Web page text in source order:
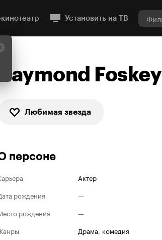
Установить на ТВ
Raymond Foskey
Любимая звезда
персоне
Актер
рождения
—
рождения
—
драма, комедия